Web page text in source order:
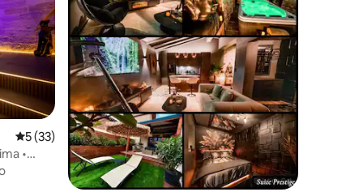
prosječna ocjena 5 od 5, recenzija: 33
5 (33)
•